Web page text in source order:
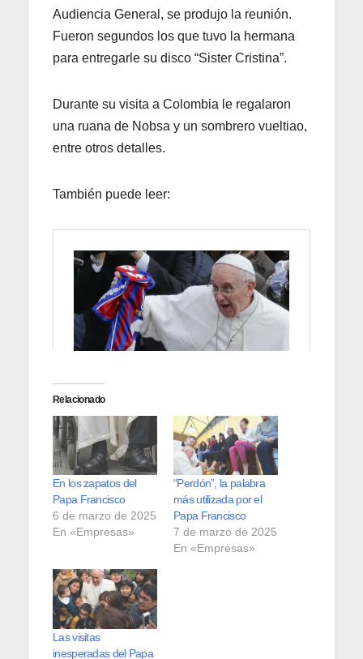
Audiencia General, se produjo la reunión.
Fueron segundos los que tuvo la hermana
para entregarle su disco “Sister Cristina”.
Durante su visita a Colombia le regalaron
una ruana de Nobsa y un sombrero vueltiao,
entre otros detalles.
También puede leer:
Relacionado
En los zapatos del
Papa Francisco
6 de marzo de 2025
En «Empresas»
“Perdón”, la palabra
más utilizada por el
Papa Francisco
7 de marzo de 2025
En «Empresas»
Las visitas
inesperadas del Papa